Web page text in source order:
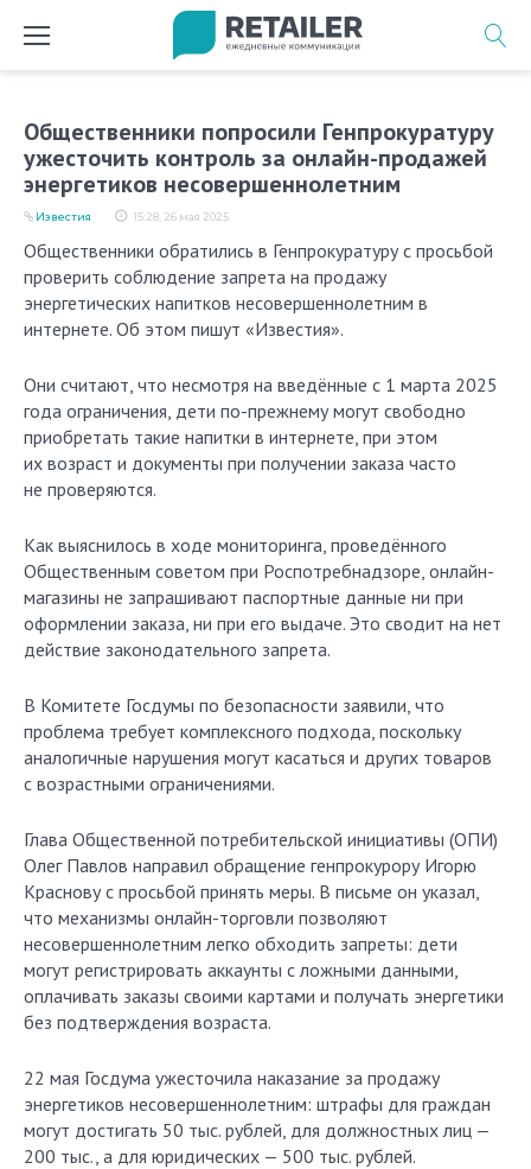
Общественники попросили Генпрокуратуру
ужесточить контроль за онлайн-продажей
энергетиков несовершеннолетним
15:28, 26 мая 2025
Известия
Общественники обратились в Генпрокуратуру с просьбой
проверить соблюдение запрета на продажу
энергетических напитков несовершеннолетним в
интернете. Об этом пишут «Известия».
Они считают, что несмотря на введённые с 1 марта 2025
года ограничения, дети по-прежнему могут свободно
приобретать такие напитки в интернете, при этом
их возраст и документы при получении заказа часто
не проверяются.
Как выяснилось в ходе мониторинга, проведённого
Общественным советом при Роспотребнадзоре, онлайн-
магазины не запрашивают паспортные данные ни при
оформлении заказа, ни при его выдаче. Это сводит на нет
действие законодательного запрета.
В Комитете Госдумы по безопасности заявили, что
проблема требует комплексного подхода, поскольку
аналогичные нарушения могут касаться и других товаров
с возрастными ограничениями.
Глава Общественной потребительской инициативы (ОПИ)
Олег Павлов направил обращение генпрокурору Игорю
Краснову с просьбой принять меры. В письме он указал,
что механизмы онлайн-торговли позволяют
несовершеннолетним легко обходить запреты: дети
могут регистрировать аккаунты с ложными данными,
оплачивать заказы своими картами и получать энергетики
без подтверждения возраста.
22 мая Госдума ужесточила наказание за продажу
энергетиков несовершеннолетним: штрафы для граждан
могут достигать 50 тыс. рублей, для должностных лиц —
200 тыс., а для юридических — 500 тыс. рублей.